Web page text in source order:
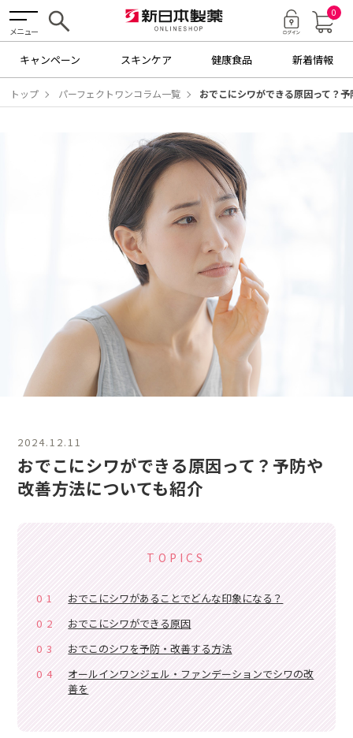
メニュー
0
キャンペーン スキンケア 健康食品 新着情報
トップ パーフェクトワンコラム一覧 おでこにシワができる原因って？
2024.12.11
おでこにシワができる原因って？予防や
改善方法についても紹介
TOPICS
01
おでこにシワがあることでどんな印象になる？
02
おでこにシワができる原因
03
おでこのシワを予防・改善する方法
04
オールインワンジェル・ファンデーションでシワの改
善を